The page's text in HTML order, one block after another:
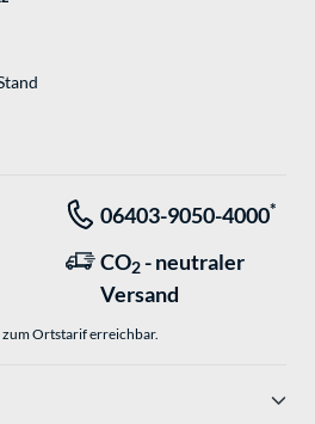
06403-9050-4000*
CO2 - neutraler
Versand
zum Ortstarif erreichbar.